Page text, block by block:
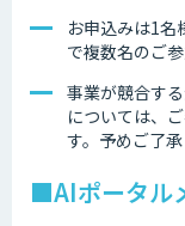
お申込みは1名
で複数名のご
事業が競合す
については、
す。予めご了承
■AIポータル